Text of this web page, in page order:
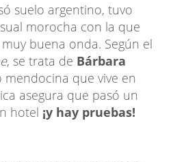
suelo argentino, tuvo
morocha con la que
buena onda. Según el
, se trata de Bárbara
mendocina que vive en
asegura que pasó un
hotel ¡y hay pruebas!